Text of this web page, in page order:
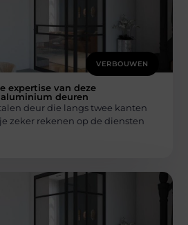
VERBOUWEN
expertise van deze
deuren
deur die langs twee kanten
zeker rekenen op de diensten